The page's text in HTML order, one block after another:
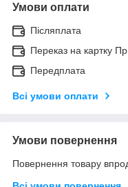
Умови оплати
Післяплата
Переказ на картку
Передплата
Всі умови оплати
Умови повернення
Повернення товару